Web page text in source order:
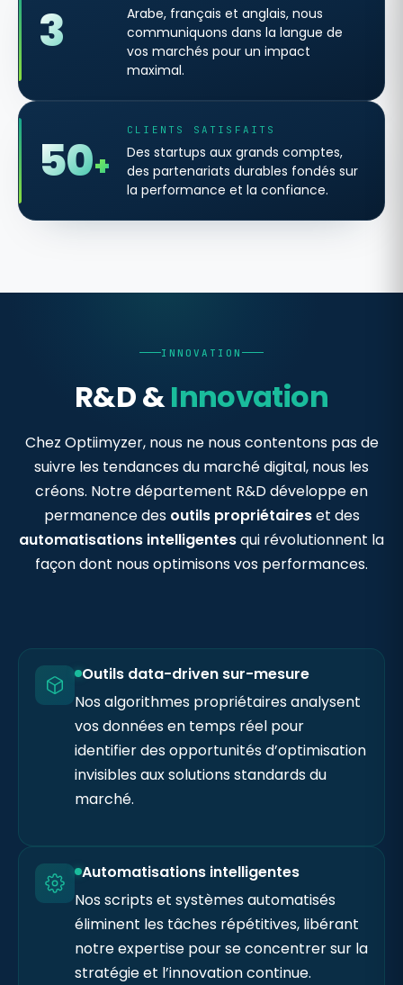
3
Arabe, français et anglais, nous
communiquons dans la langue de
vos marchés pour un impact
maximal.
50+
CLIENTS SATISFAITS
Des startups aux grands comptes,
des partenariats durables fondés sur
la performance et la confiance.
INNOVATION
R&D &Innovation
Chez Optiimyzer, nous ne nous contentons pas de
suivre les tendances du marché digital, nous les
créons. Notre département R&D développe en
permanence des outils propriétaireset des
automatisations intelligentesqui révolutionnent la
façon dont nous optimisons vos performances.
Outils data-driven sur-mesure
Nos algorithmes propriétaires analysent
vos données en temps réel pour
identifier des opportunités d’optimisation
invisibles aux solutions standards du
marché.
Automatisations intelligentes
Nos scripts et systèmes automatisés
éliminent les tâches répétitives, libérant
notre expertise pour se concentrer sur la
stratégie et l’innovation continue.